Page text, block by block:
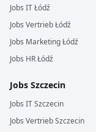
Jobs ITŁódź
Jobs VertriebŁódź
Jobs MarketingŁódź
Jobs HRŁódź
Jobs Szczecin
Jobs ITSzczecin
Jobs VertriebSzczecin